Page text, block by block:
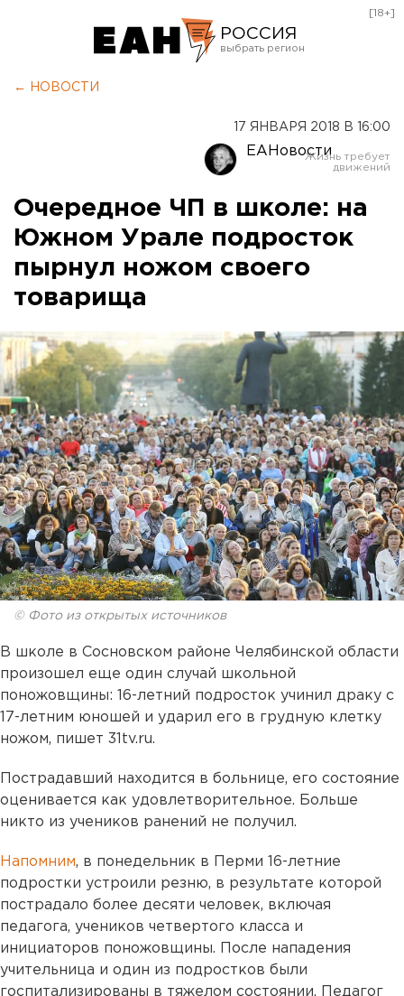
РОССИЯ
Оренбург
[18+]
← НОВОСТИ
17 ЯНВАРЯ 2018 В 16:00
ЕАНовости
Очередное ЧП в школе: на
Южном Урале подросток
пырнул ножом своего
товарища
© Фото из открытых источников
В школе в Сосновском районе Челябинской области
произошел еще один случай школьной
поножовщины: 16-летний подросток учинил драку с
17-летним юношей и ударил его в грудную клетку
ножом, пишет 31tv.ru.
Пострадавший находится в больнице, его состояние
оценивается как удовлетворительное. Больше
никто из учеников ранений не получил.
Напомним, в понедельник в Перми 16-летние
подростки устроили резню, в результате которой
пострадало более десяти человек, включая
педагога, учеников четвертого класса и
инициаторов поножовщины. После нападения
учительница и один из подростков были
госпитализированы в тяжелом состоянии. Педагог